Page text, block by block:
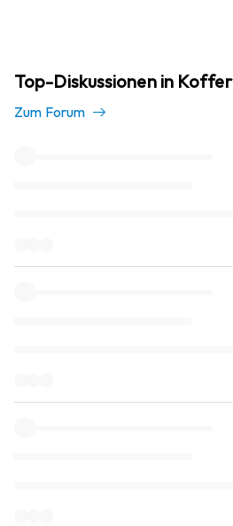
Top-Diskussionen in Koffer
Zum Forum